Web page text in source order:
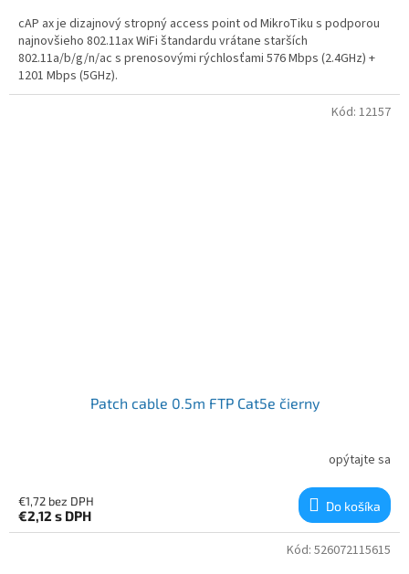
cAP ax je dizajnový stropný access point od MikroTiku s podporou
najnovšieho 802.11ax WiFi štandardu vrátane starších
802.11a/b/g/n/ac s prenosovými rýchlosťami 576 Mbps (2.4GHz) +
1201 Mbps (5GHz).
Patch cable 0.5m FTP Cat5e čierny
opýtajte sa
€1,72 bez DPH
€2,12 s DPH
Do košíka
Kód: 12157
Kód: 526072115615